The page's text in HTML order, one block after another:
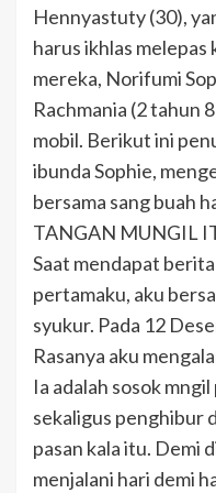
Hennyastuty (30),
harus ikhlas
mereka, Norifumi
Rachmania (2 tahun
mobil. Berikut ini
ibunda Sophie,
bersama sang buah
TANGAN MUNGIL
Saat mendapat
pertamaku, aku
syukur. Pada 12
Rasanya aku
Ia adalah sosok
sekaligus penghibur
pasan kala itu. Demi
menjalani hari demi